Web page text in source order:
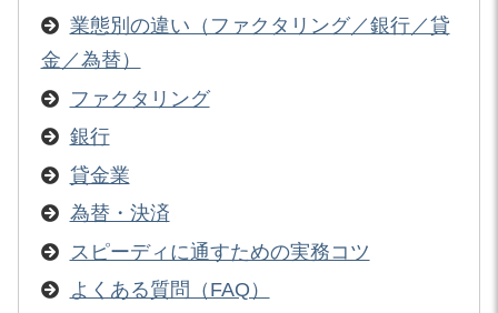
業態別の違い（ファクタリング／銀行／貸
金／為替）
ファクタリング
銀行
貸金業
為替・決済
スピーディに通すための実務コツ
よくある質問（FAQ）